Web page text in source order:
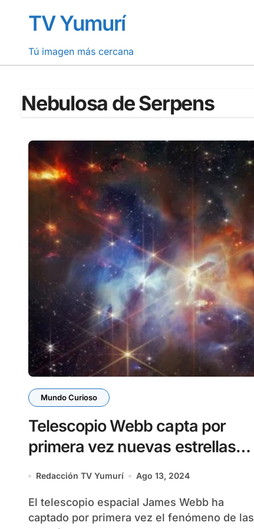
contenidoTV Yumurí
Tú imagen más cercana
Nebulosa de Serpens
Mundo Curioso
Telescopio Webb capta por
primera vez nuevas estrellas
con erupciones alineadas
Redacción TV Yumurí Ago 13, 2024
El telescopio espacial James Webb ha
captado por primera vez el fenómeno de las